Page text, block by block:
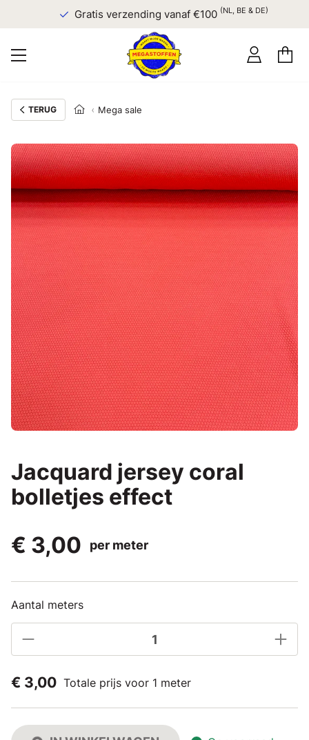
Gratis verzending vanaf €100 (NL, BE & DE)
TERUG Mega sale
Jacquard jersey coral
bolletjes effect
€ 3,00
per meter
Aantal meters
€ 3,00 Totale prijs voor 1 meter